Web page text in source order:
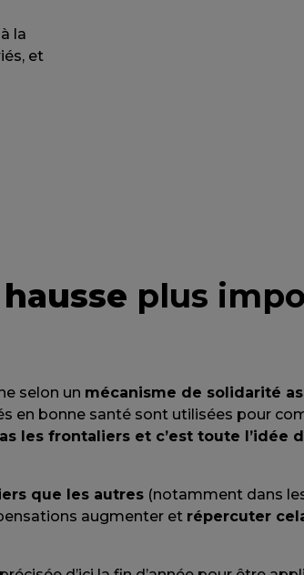
la
et
plus
selon un mécanisme de solidarité
en bonne santé sont utilisées pour
les frontaliers et c’est toute
que les autres (notamment dans
augmenter et répercuter